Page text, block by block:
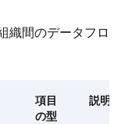
織間のデータフロ
項目
の型
説明